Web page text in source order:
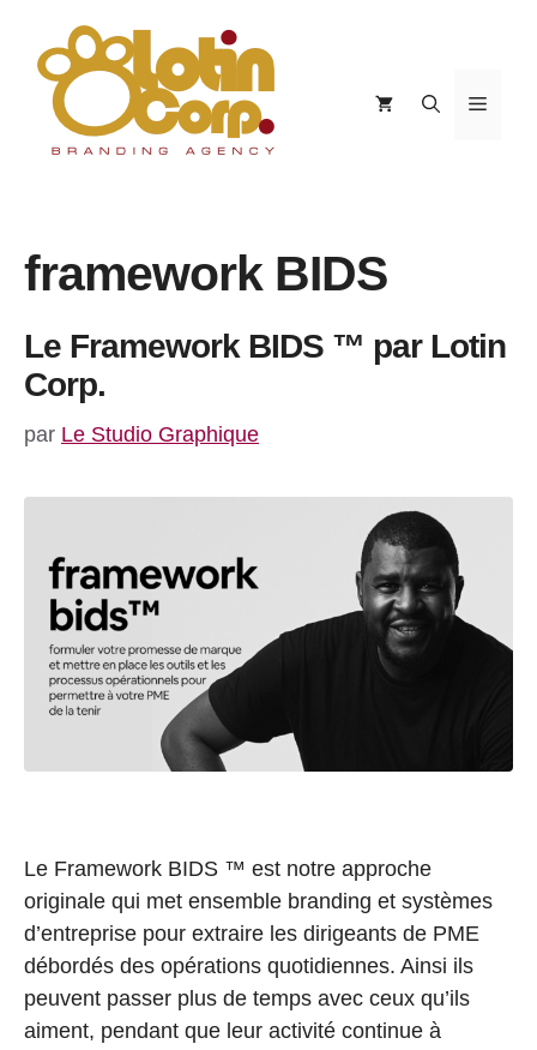
contenu
Menu
framework BIDS
Le Framework BIDS ™ par Lotin
Corp.
par Le Studio Graphique
Le Framework BIDS ™ est notre approche
originale qui met ensemble branding et systèmes
d’entreprise pour extraire les dirigeants de PME
débordés des opérations quotidiennes. Ainsi ils
peuvent passer plus de temps avec ceux qu’ils
aiment, pendant que leur activité continue à